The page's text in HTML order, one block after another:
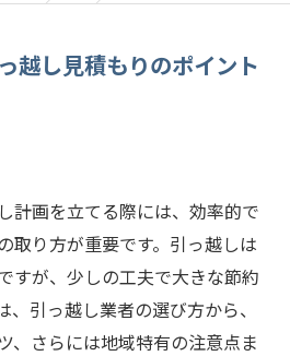
越し見積もりのポイント
計画を立てる際には、効率的で
取り方が重要です。引っ越しは
すが、少しの工夫で大きな節約
引っ越し業者の選び方から、
、さらには地域特有の注意点ま